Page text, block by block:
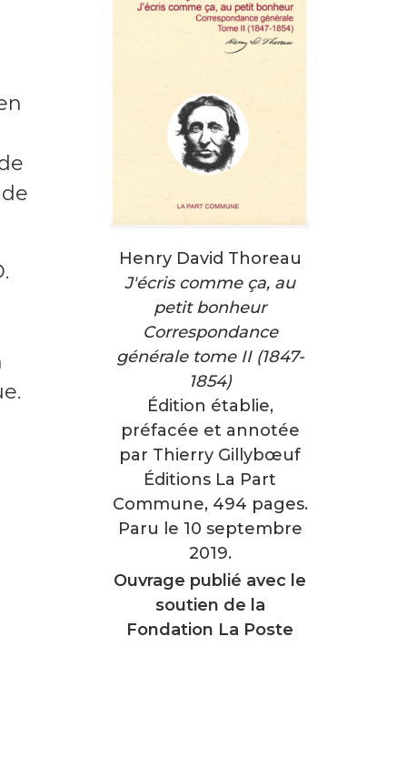
Henry David Thoreau
J'écris comme ça, au
petit bonheur
Correspondance
générale tome II (1847-
1854)
Édition établie,
préfacée et annotée
par Thierry Gillybœuf
Éditions La Part
Commune, 494 pages.
Paru le 10 septembre
2019.
Ouvrage publié avec le
soutien de la
Fondation La Poste